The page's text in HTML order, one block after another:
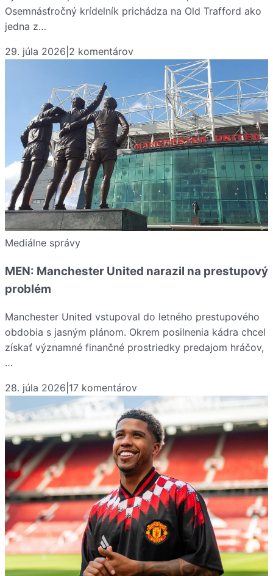
Osemnásťročný krídelník prichádza na Old Trafford ako
jedna z…
29. júla 2026 2 komentárov
Mediálne správy
MEN: Manchester United narazil na prestupový
problém
Manchester United vstupoval do letného prestupového
obdobia s jasným plánom. Okrem posilnenia kádra chcel
získať významné finančné prostriedky predajom hráčov,
…
28. júla 2026 17 komentárov